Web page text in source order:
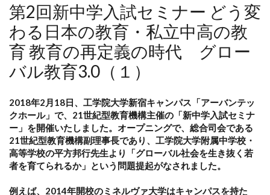
第2回新中学入試セミナー どう変
わる日本の教育・私立中高の教
育 教育の再定義の時代 グロー
バル教育3.0（１）
2018年2月18日、工学院大学新宿キャンパス「アーバンテッ
クホール」で、21世紀型教育機構主催の「新中学入試セミナ
ー」を開催いたしました。オープニングで、総合司会である
21世紀型教育機構副理事長であり、工学院大学附属中学校・
高等学校の平方邦行先生より「グローバル社会を生き抜く若
者を育てられるか」という問題提起がなされました。
例えば、2014年開校のミネルヴァ大学はキャンパスを持た